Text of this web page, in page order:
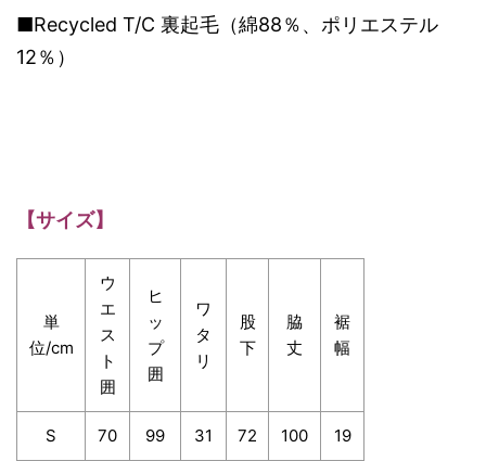
■Recycled T/C 裏起毛（綿88％、ポリエステル
12％）
【サイズ】
単
位/cm
ウ
エ
ス
ト
囲
ヒ
ッ
プ
囲
ワ
タ
リ
股
下
脇
丈
裾
幅
S 70 99 31 72 100 19